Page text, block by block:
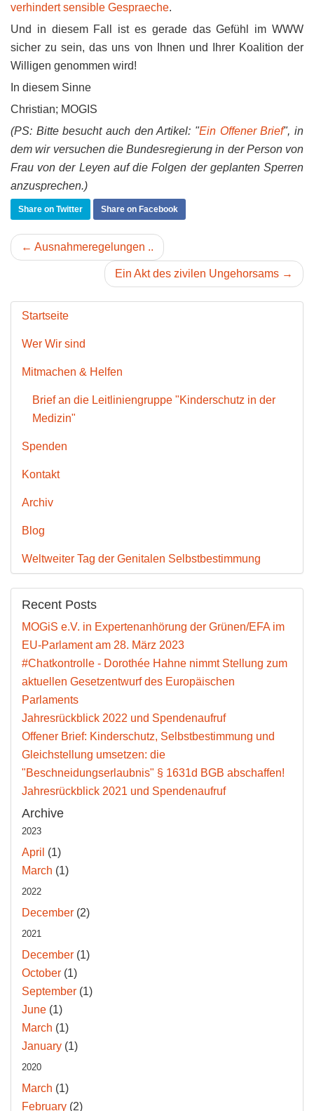
verhindert sensible Gespraeche.
Und in diesem Fall ist es gerade das Gefühl im WWW
sicher zu sein, das uns von Ihnen und Ihrer Koalition der
Willigen genommen wird!
In diesem Sinne
Christian; MOGIS
(PS: Bitte besucht auch den Artikel: "Ein Offener Brief", in
dem wir versuchen die Bundesregierung in der Person von
Frau von der Leyen auf die Folgen der geplanten Sperren
anzusprechen.)
Share on Twitter Share on Facebook
← Ausnahmeregelungen ..
Ein Akt des zivilen Ungehorsams →
Startseite
Wer Wir sind
Mitmachen & Helfen
Brief an die Leitliniengruppe "Kinderschutz in der
Medizin"
Spenden
Kontakt
Archiv
Blog
Weltweiter Tag der Genitalen Selbstbestimmung
Recent Posts
MOGiS e.V. in Expertenanhörung der Grünen/EFA im
EU-Parlament am 28. März 2023
#Chatkontrolle - Dorothée Hahne nimmt Stellung zum
aktuellen Gesetzentwurf des Europäischen
Parlaments
Jahresrückblick 2022 und Spendenaufruf
Offener Brief: Kinderschutz, Selbstbestimmung und
Gleichstellung umsetzen: die
"Beschneidungserlaubnis" § 1631d BGB abschaffen!
Jahresrückblick 2021 und Spendenaufruf
Archive
2023
April (1)
March (1)
2022
December (2)
2021
December (1)
October (1)
September (1)
June (1)
March (1)
January (1)
2020
March (1)
February (2)